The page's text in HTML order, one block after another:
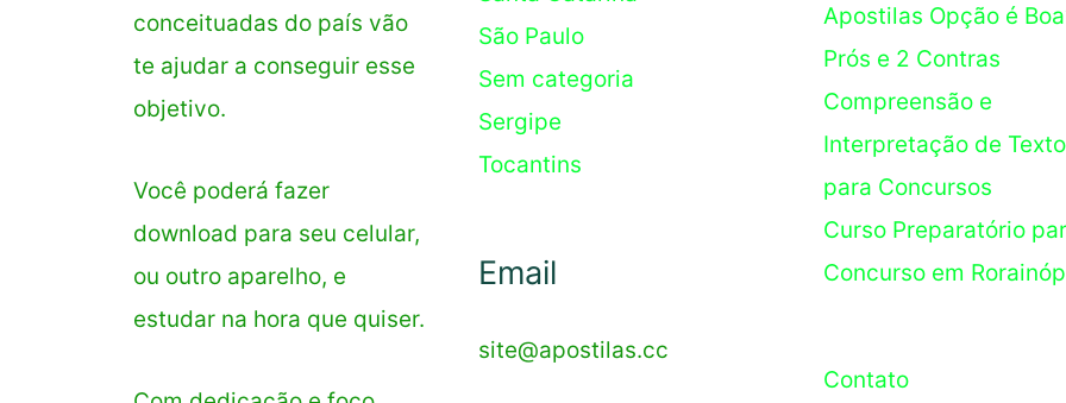
conceituadas do país vão
te ajudar a conseguir esse
objetivo.
Você poderá fazer
download para seu celular,
ou outro aparelho, e
estudar na hora que quiser.
São Paulo
Sem categoria
Sergipe
Tocantins
Email
site@apostilas.cc
Apostilas Opção é
Prós e 2 Contras
Compreensão e
Interpretação de
para Concursos
Curso Preparatório
Concurso em
Contato